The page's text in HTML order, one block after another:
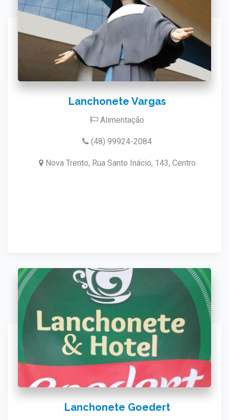
Lanchonete Vargas
Alimentação
(48) 99924-2084
Nova Trento, Rua Santo Inácio, 143, Centro
Lanchonete Goedert